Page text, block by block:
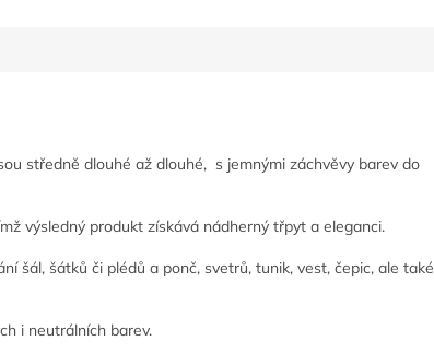
středně dlouhé až dlouhé, s jemnými záchvěvy barev do
výsledný produkt získává nádherný třpyt a eleganci.
šál, šátků či plédů a ponč, svetrů, tunik, vest, čepic, ale také
i neutrálních barev.